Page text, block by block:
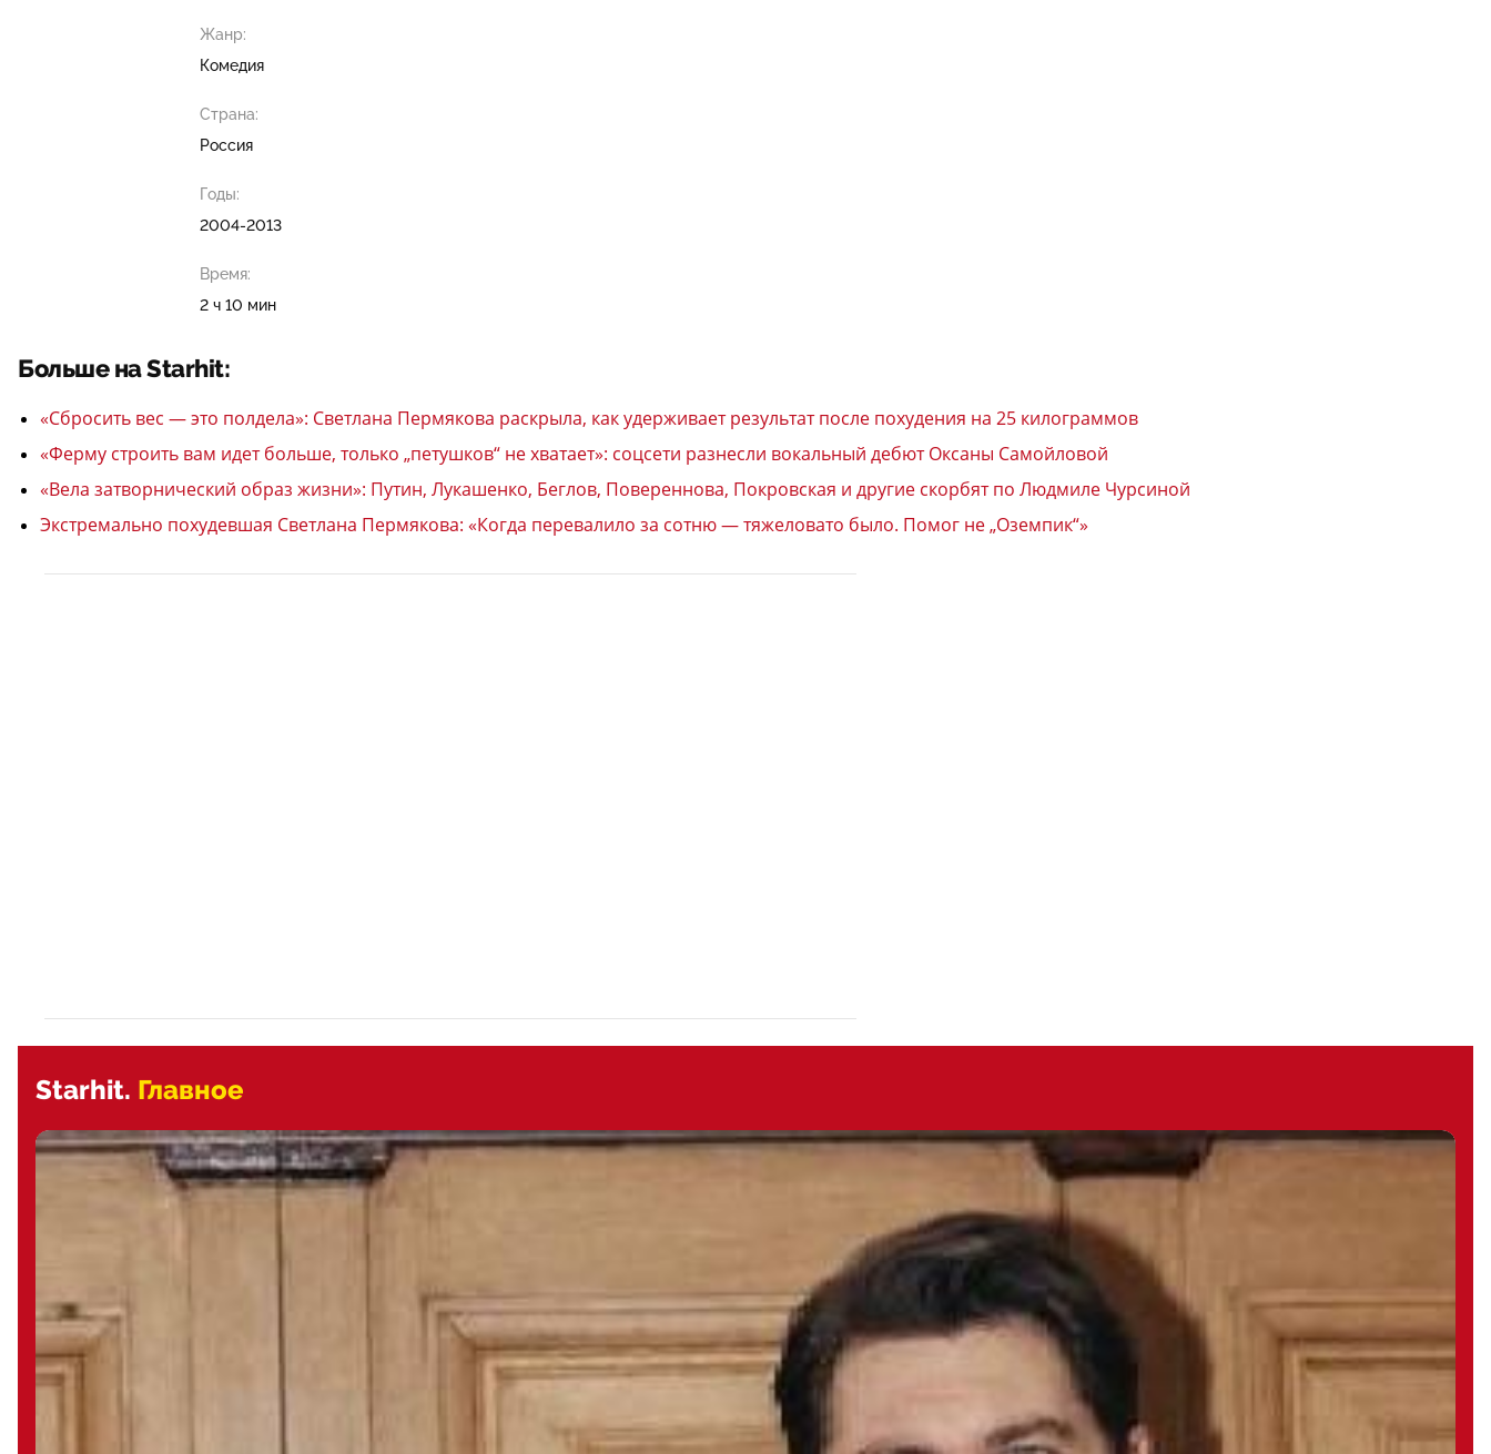
Жанр:
Комедия
Страна:
Россия
Годы:
2004-2013
Время:
2 ч 10 мин
Больше на Starhit:
«Сбросить вес — это полдела»: Светлана Пермякова раскрыла, как удерживает результат после похудения на 25 килограммов
«Ферму строить вам идет больше, только „петушков“ не хватает»: соцсети разнесли вокальный дебют Оксаны Самойловой
«Вела затворнический образ жизни»: Путин, Лукашенко, Беглов, Повереннова, Покровская и другие скорбят по Людмиле Чурсиной
Экстремально похудевшая Светлана Пермякова: «Когда перевалило за сотню — тяжеловато было. Помог не „Оземпик“»
Starhit. Главное